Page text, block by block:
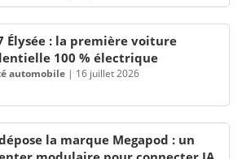
Élysée : la première voiture
100 % électrique
automobile | 16 juillet 2026
la marque Megapod : un